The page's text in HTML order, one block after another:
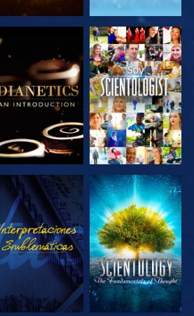
EXPLORA LAS
SERIES
VE
VE
EXPLORA LAS
SERIES